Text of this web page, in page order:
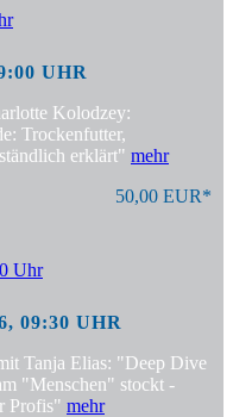
UHR
Kolodzey:
Trockenfutter,
erklärt" mehr
50,00 EUR*
09:30 UHR
Tanja Elias: "Deep Dive
"Menschen" stockt -
Profis" mehr